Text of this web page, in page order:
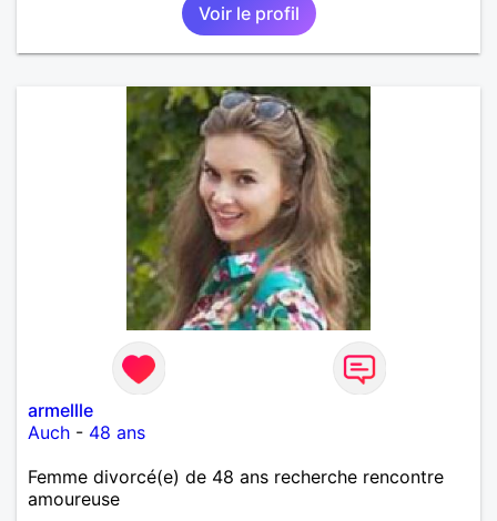
Voir le profil
armellle
Auch - 48 ans
Femme divorcé(e) de 48 ans recherche rencontre
amoureuse